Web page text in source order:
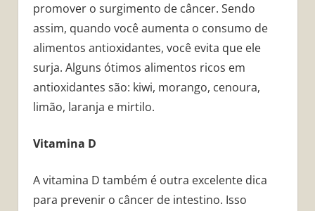
promover o surgimento de câncer. Sendo
assim, quando você aumenta o consumo de
alimentos antioxidantes, você evita que ele
surja. Alguns ótimos alimentos ricos em
antioxidantes são: kiwi, morango, cenoura,
limão, laranja e mirtilo.
Vitamina D
A vitamina D também é outra excelente dica
para prevenir o câncer de intestino. Isso